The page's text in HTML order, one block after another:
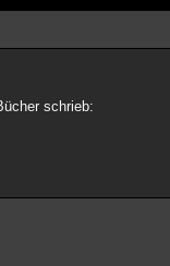
schrieb: